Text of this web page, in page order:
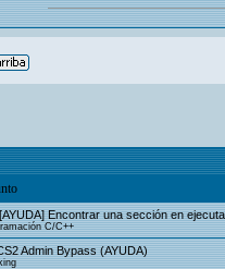
Encontrar una sección en
C/C++
Admin Bypass (AYUDA)